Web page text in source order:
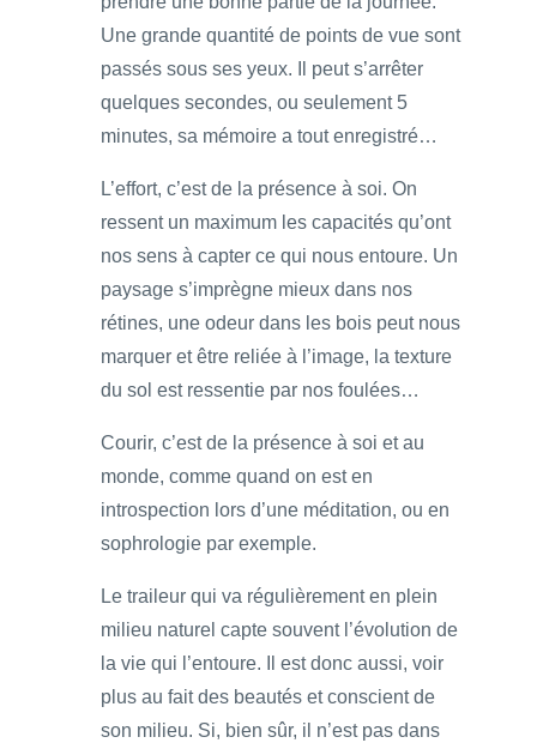
Une grande quantité de points de vue sont
passés sous ses yeux. Il peut s’arrêter
quelques secondes, ou seulement 5
minutes, sa mémoire a tout enregistré…
L’effort, c’est de la présence à soi. On
ressent un maximum les capacités qu’ont
nos sens à capter ce qui nous entoure. Un
paysage s’imprègne mieux dans nos
rétines, une odeur dans les bois peut nous
marquer et être reliée à l’image, la texture
du sol est ressentie par nos foulées…
Courir, c’est de la présence à soi et au
monde, comme quand on est en
introspection lors d’une méditation, ou en
sophrologie par exemple.
Le traileur qui va régulièrement en plein
milieu naturel capte souvent l’évolution de
la vie qui l’entoure. Il est donc aussi, voir
plus au fait des beautés et conscient de
son milieu. Si, bien sûr, il n’est pas dans